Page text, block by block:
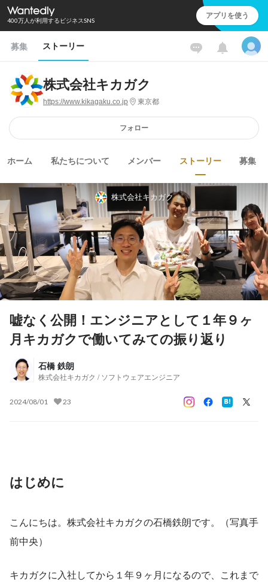
400万人が利用するビジネスSNS アプリを使う
募集 ストーリー
株式会社キカガク
https://www.kikagaku.co.jp 東京都
フォロー
ホーム 私たちについて メンバー ストーリー 募集
株式会社キカガク
嘘なく公開！エンジニアとして１年９ヶ
月キカガクで働いてみての振り返り
石橋 鉄朗
株式会社キカガク / ソフトウェアエンジニア
2024/08/01 23
はじめに
こんにちは。株式会社キカガクの石橋鉄朗です。（写真手
前中央）
キカガクに入社してから１年９ヶ月になるので、これまで